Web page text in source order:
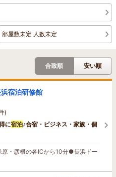
部屋数未定 人数未定
合致順 安い順
宿泊研修館
)
に宿泊♪合宿・ビジネス・家族・個
・彦根の各ICから10分●長浜ドー